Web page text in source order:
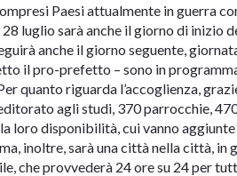
Paesi attualmente in guerra
28 luglio sarà anche il giorno di
anche il giorno seguente,
il pro-prefetto – sono in
quanto riguarda l’accoglienza,
agli studi, 370 parrocchie,
loro disponibilità, cui vanno
inoltre, sarà una città nella città,
che provvederà 24 ore su 24 per